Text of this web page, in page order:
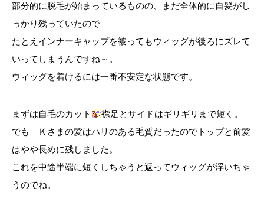
部分的に脱毛が始まっているものの、まだ全体的に自髪がし
っかり残っていたので
たとえインナーキャップを被ってもウィッグが後ろにズレて
いってしまうんですね～。
ウィッグを着けるには一番不安定な状態です。
まずは自毛のカット
襟足とサイドはギリギリまで短く。
でも Ｋさまの髪はハリのある毛質だったのでトップと前髪
はやや長めに残しました。
これを中途半端に短くしちゃうと返ってウィッグが浮いちゃ
うのでね。